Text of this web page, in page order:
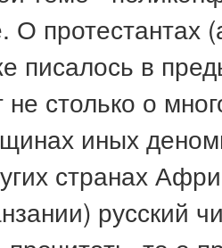
О протестантах
писалось в
столько о
иных
странах
русский